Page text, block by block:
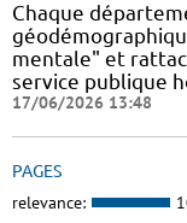
Chaque
mentale" et
service publique
17/06/2026 13:48
PAGES
relevance: